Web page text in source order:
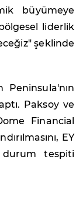
büyümeye
liderlik
şeklinde
Paksoy ve
Financial
EY
tespiti